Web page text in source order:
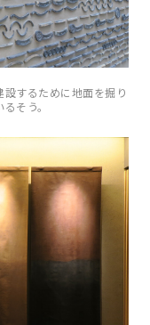
するために地面を掘り
そう。